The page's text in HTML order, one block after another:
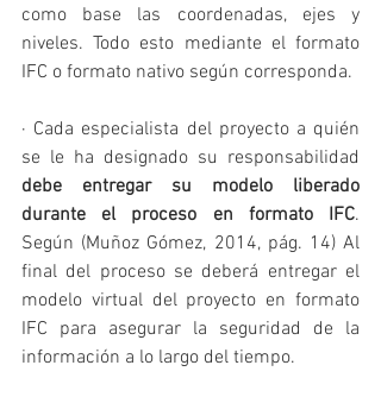
como base las coordenadas, ejes y
niveles. Todo esto mediante el formato
IFC o formato nativo según corresponda.
· Cada especialista del proyecto a quién
debe entregar su modelo liberado
durante el proceso en formato IFC.
Según (Muñoz Gómez, 2014, pág. 14) Al
final del proceso se deberá entregar el
modelo virtual del proyecto en formato
IFC para asegurar la seguridad de la
información a lo largo del tiempo.